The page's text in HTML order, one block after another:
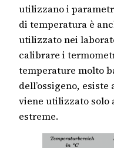
utilizzano i
di temperatura è
utilizzato nei
calibrare i
temperature molto
dell’ossigeno,
viene utilizzato solo
estreme.